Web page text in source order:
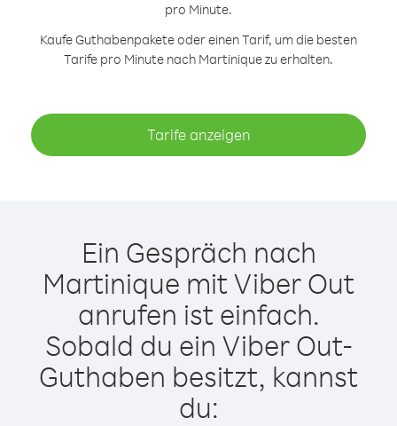
pro Minute.
Kaufe Guthabenpakete oder einen Tarif, um die besten
Tarife pro Minute nach Martinique zu erhalten.
Tarife anzeigen
Ein Gespräch nach
Martinique mit Viber Out
anrufen ist einfach.
Sobald du ein Viber Out-
Guthaben besitzt, kannst
du: